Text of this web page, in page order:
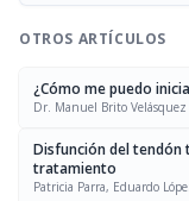
OTROS ARTÍCULOS
¿Cómo me puedo
Dr. Manuel Brito Velásquez
Disfunción del tendón
tratamiento
Patricia Parra, Eduardo